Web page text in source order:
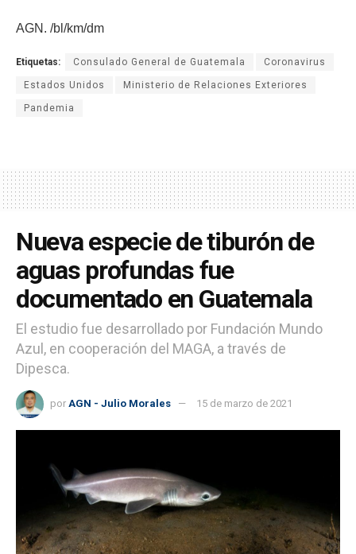
AGN. /bl/km/dm
Etiquetas: Consulado General de Guatemala Coronavirus
Estados Unidos Ministerio de Relaciones Exteriores
Pandemia
Nueva especie de tiburón de
aguas profundas fue
documentado en Guatemala
El estudio fue desarrollado por Fundación Mundo
Azul, en cooperación del MAGA, a través de
Dipesca.
por AGN - Julio Morales 15 de marzo de 2021